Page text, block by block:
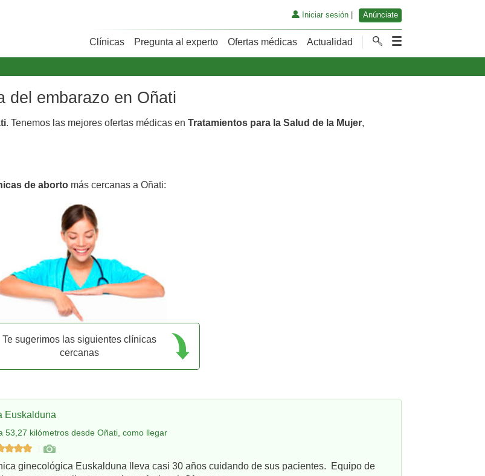
Iniciar sesión| Anúnciate
Clínicas Pregunta al experto Ofertas médicas Actualidad
del embarazo en Oñati
. Tenemos las mejores ofertas médicas en Tratamientos para la Salud de la Mujer,
de aborto más cercanas a Oñati:
Te sugerimos las siguientes clínicas
cercanas
Euskalduna
53,27 kilómetros desde Oñati, como llegar
ginecológica Euskalduna lleva casi 30 años cuidando de sus pacientes. Equipo de